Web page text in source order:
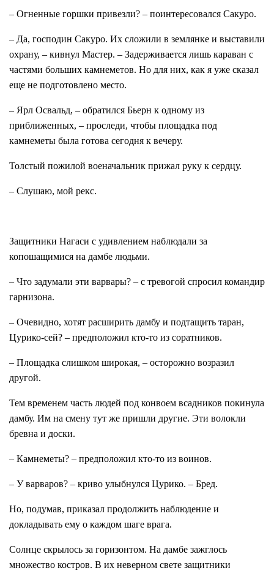
– Огненные горшки привезли? – поинтересовался Сакуро.
– Да, господин Сакуро. Их сложили в землянке и выставили
охрану, – кивнул Мастер. – Задерживается лишь караван с
частями больших камнеметов. Но для них, как я уже сказал
еще не подготовлено место.
– Ярл Освальд, – обратился Бьерн к одному из
приближенных, – проследи, чтобы площадка под
камнеметы была готова сегодня к вечеру.
Толстый пожилой военачальник прижал руку к сердцу.
– Слушаю, мой рекс.
Защитники Нагаси с удивлением наблюдали за
копошащимися на дамбе людьми.
– Что задумали эти варвары? – с тревогой спросил командир
гарнизона.
– Очевидно, хотят расширить дамбу и подтащить таран,
Цурико-сей? – предположил кто-то из соратников.
– Площадка слишком широкая, – осторожно возразил
другой.
Тем временем часть людей под конвоем всадников покинула
дамбу. Им на смену тут же пришли другие. Эти волокли
бревна и доски.
– Камнеметы? – предположил кто-то из воинов.
– У варваров? – криво улыбнулся Цурико. – Бред.
Но, подумав, приказал продолжить наблюдение и
докладывать ему о каждом шаге врага.
Солнце скрылось за горизонтом. На дамбе зажглось
множество костров. В их неверном свете защитники